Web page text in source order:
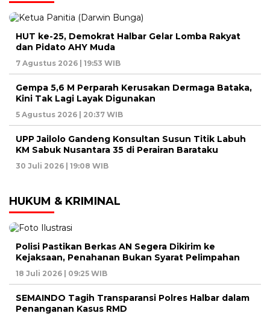
HUT ke-25, Demokrat Halbar Gelar Lomba Rakyat
dan Pidato AHY Muda
7 Agustus 2026 | 19:53 WIB
Gempa 5,6 M Perparah Kerusakan Dermaga Bataka,
Kini Tak Lagi Layak Digunakan
5 Agustus 2026 | 20:37 WIB
UPP Jailolo Gandeng Konsultan Susun Titik Labuh
KM Sabuk Nusantara 35 di Perairan Barataku
30 Juli 2026 | 19:08 WIB
HUKUM & KRIMINAL
Polisi Pastikan Berkas AN Segera Dikirim ke
Kejaksaan, Penahanan Bukan Syarat Pelimpahan
18 Juli 2026 | 09:25 WIB
SEMAINDO Tagih Transparansi Polres Halbar dalam
Penanganan Kasus RMD